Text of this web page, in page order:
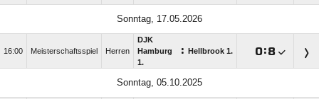
Sonntag, 17.05.2026
16:00 Meisterschaftsspiel Herren
DJK
Hamburg
1.
: Hellbrook 1. :
Sonntag, 05.10.2025